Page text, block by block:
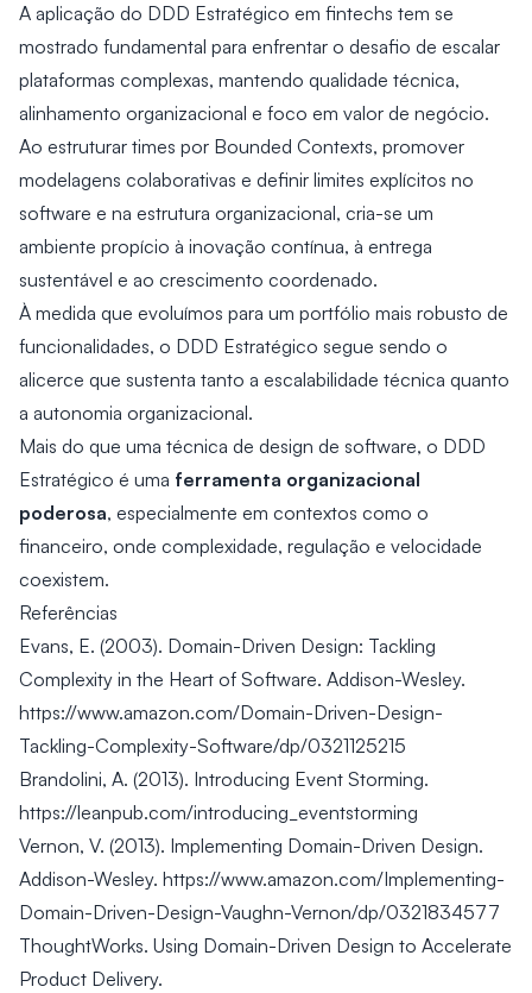
A aplicação do DDD Estratégico em fintechs tem se
mostrado fundamental para enfrentar o desafio de escalar
plataformas complexas, mantendo qualidade técnica,
alinhamento organizacional e foco em valor de negócio.
Ao estruturar times por Bounded Contexts, promover
modelagens colaborativas e definir limites explícitos no
software e na estrutura organizacional, cria-se um
ambiente propício à inovação contínua, à entrega
sustentável e ao crescimento coordenado.
À medida que evoluímos para um portfólio mais robusto de
funcionalidades, o DDD Estratégico segue sendo o
alicerce que sustenta tanto a escalabilidade técnica quanto
a autonomia organizacional.
Mais do que uma técnica de design de software, o DDD
Estratégico é uma ferramenta organizacional
poderosa, especialmente em contextos como o
financeiro, onde complexidade, regulação e velocidade
coexistem.
Referências
Evans, E. (2003). Domain-Driven Design: Tackling
Complexity in the Heart of Software. Addison-Wesley.
https://www.amazon.com/Domain-Driven-Design-
Tackling-Complexity-Software/dp/0321125215
Brandolini, A. (2013). Introducing Event Storming.
https://leanpub.com/introducing_eventstorming
Vernon, V. (2013). Implementing Domain-Driven Design.
Addison-Wesley. https://www.amazon.com/Implementing-
Domain-Driven-Design-Vaughn-Vernon/dp/0321834577
ThoughtWorks. Using Domain-Driven Design to Accelerate
Product Delivery.